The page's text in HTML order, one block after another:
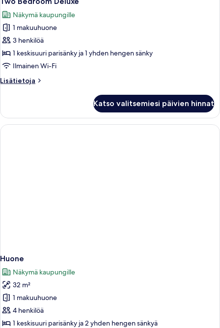
kaikki
huonetyypin
Two
Bedroom
Deluxe
kuvat
Näkymä kaupungille
1 makuuhuone
3 henkilöä
1 keskisuuri parisänky ja 1 yhden hengen sänky
Ilmainen Wi-Fi
Lisätietoja
Lisätietoja
Deluxe
Katso valitsemiesi päivien hinnat
Huone
Näkymä kaupungille
32 m²
1 makuuhuone
4 henkilöä
1 keskisuuri parisänky ja 2 yhden hengen sänkyä